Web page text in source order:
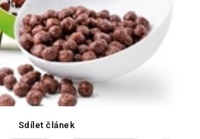
Sdílet článek